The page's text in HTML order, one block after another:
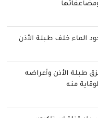
الماء خلف طبلة الأذن
طبلة الأذن وأعراضه
منه